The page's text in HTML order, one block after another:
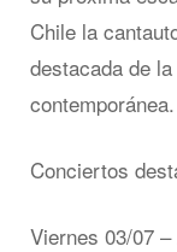
Chile la
destacada de
contemporánea.
Conciertos
Viernes 03/07